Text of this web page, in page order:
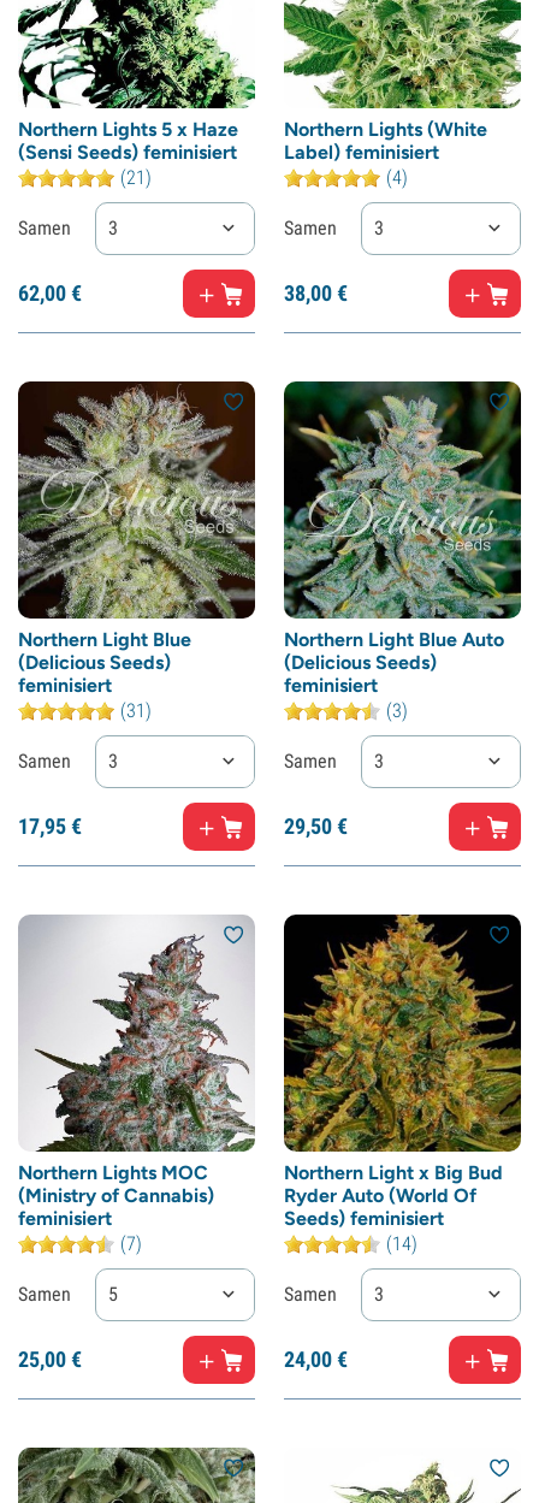
Northern Lights 5 x Haze
(Sensi Seeds) feminisiert
(21)
Samen 3
62,00€
Northern Lights (White
Label) feminisiert
(4)
Samen 3
38,00€
Northern Light Blue
(Delicious Seeds)
feminisiert
(31)
Samen 3
17,95€
Northern Light Blue Auto
(Delicious Seeds)
feminisiert
(3)
Samen 3
29,50€
Northern Lights MOC
(Ministry of Cannabis)
feminisiert
(7)
Samen 5
25,00€
Northern Light x Big Bud
Ryder Auto (World Of
Seeds) feminisiert
(14)
Samen 3
24,00€